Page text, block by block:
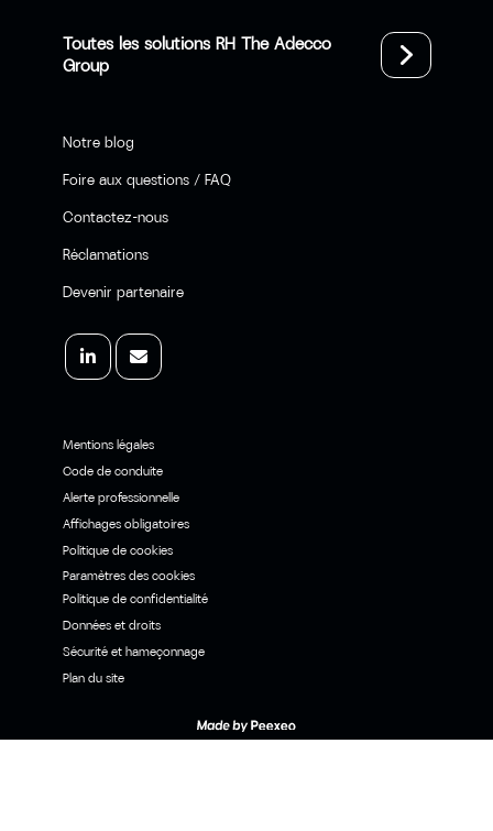
Toutes les solutions RH The Adecco
Group
Notre blog
Foire aux questions / FAQ
Contactez-nous
Réclamations
Devenir partenaire
Mentions légales
Code de conduite
Alerte professionnelle
Affichages obligatoires
Politique de cookies
Paramètres des cookies
Politique de confidentialité
Données et droits
Sécurité et hameçonnage
Plan du site